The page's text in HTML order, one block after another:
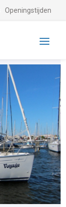
Openingstijden